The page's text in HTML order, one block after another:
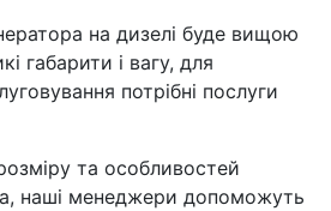
на дизелі буде вищою
габарити і вагу, для
потрібні послуги
та особливостей
наші менеджери допоможуть